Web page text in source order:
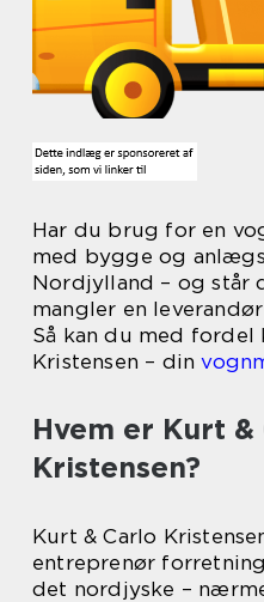
Har du brug for en
med bygge og
Nordjylland – og står
mangler en
Så kan du med fordel
Kristensen – din
Hvem er Kurt &
Kristensen?
Kurt & Carlo
entreprenør
det nordjyske –